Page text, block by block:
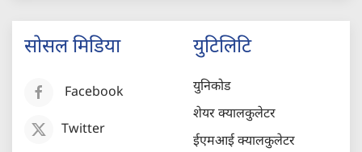
सोसल मिडिया
Facebook
Twitter
युटिलिटि
युनिकोड
शेयर क्यालकुलेटर
ईएमआई क्यालकुलेटर